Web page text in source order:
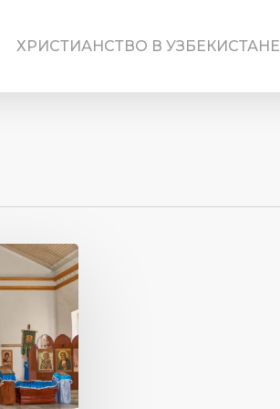
ХРИСТИАНСТВО В УЗБЕКИСТАНЕ